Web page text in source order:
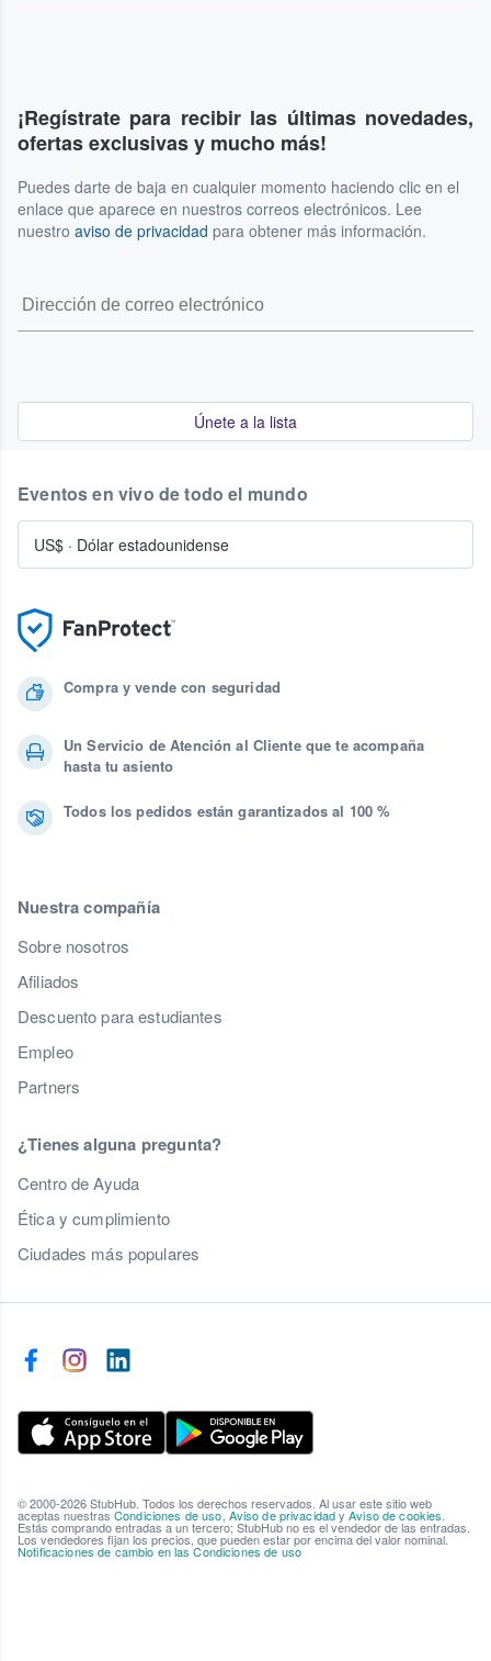
¡Regístrate para recibir las últimas novedades,
ofertas exclusivas y mucho más!
Puedes darte de baja en cualquier momento haciendo clic en el
enlace que aparece en nuestros correos electrónicos. Lee
nuestro aviso de privacidad para obtener más información.
Únete a la lista
Compra y vende con seguridad
Un Servicio de Atención al Cliente que te acompaña
hasta tu asiento
Todos los pedidos están garantizados al 100 %
Nuestra compañía
Sobre nosotros
Afiliados
Descuento para estudiantes
Empleo
Partners
¿Tienes alguna pregunta?
Centro de Ayuda
Ética y cumplimiento
Ciudades más populares
Eventos en vivo de todo el mundo
US$ · Dólar estadounidense
© 2000-2026 StubHub. Todos los derechos reservados. Al usar este sitio web
aceptas nuestras Condiciones de uso, Aviso de privacidadyAviso de cookies.
Estás comprando entradas a un tercero; StubHub no es el vendedor de las entradas.
Los vendedores fijan los precios, que pueden estar por encima del valor nominal.
Notificaciones de cambio en las Condiciones de uso